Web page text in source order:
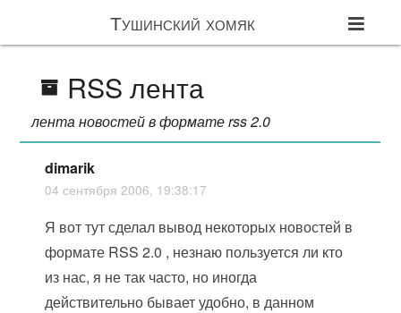
Тушинский хомяк
RSS лента
лента новостей в формате rss 2.0
dimarik
04 сентября 2006, 19:38:17
Я вот тут сделал вывод некоторых новостей в
формате RSS 2.0 , незнаю пользуется ли кто
из нас, я не так часто, но иногда
действительно бывает удобно, в данном